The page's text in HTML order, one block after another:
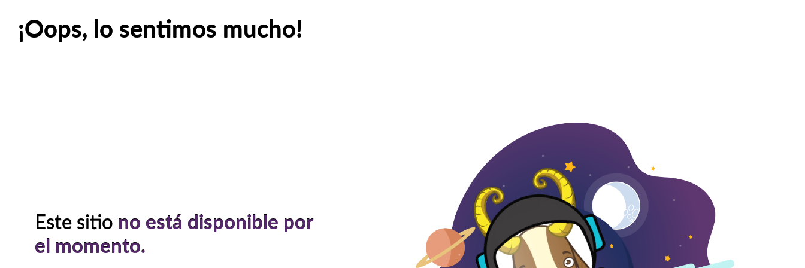
¡Oops, lo sentimos mucho!
Este sitio no está disponible por
el momento.